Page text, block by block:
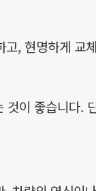
, 현명하게 교
이 좋습니다.